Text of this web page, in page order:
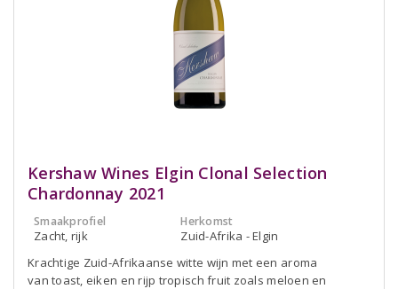
Kershaw Wines Elgin Clonal Selection
Chardonnay 2021
Smaakprofiel
Zacht, rijk
Herkomst
Zuid-Afrika - Elgin
Krachtige Zuid-Afrikaanse witte wijn met een aroma
van toast, eiken en rijp tropisch fruit zoals meloen en